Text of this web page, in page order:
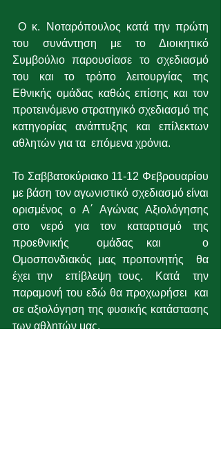
Ο κ. Νοταρόπουλος κατά την πρώτη
του συνάντηση με το Διοικητικό
Συμβούλιο παρουσίασε το σχεδιασμό
του και το τρόπο λειτουργίας της
Εθνικής ομάδας καθώς επίσης και τον
προτεινόμενο στρατηγικό σχεδιασμό της
κατηγορίας ανάπτυξης και επίλεκτων
αθλητών για τα  επόμενα χρόνια.
Το Σαββατοκύριακο 11-12 Φεβρουαρίου
με βάση τον αγωνιστικό σχεδιασμό είναι
ορισμένος ο Α΄ Αγώνας Αξιολόγησης
στο νερό για τον καταρτισμό της
προεθνικής  ομάδας και   ο
Ομοσπονδιακός μας προπονητής  θα
έχει την  επίβλεψη τους.  Κατά  την
παραμονή του εδώ θα προχωρήσει  και
σε αξιολόγηση της φυσικής κατάστασης
των αθλητών μας.